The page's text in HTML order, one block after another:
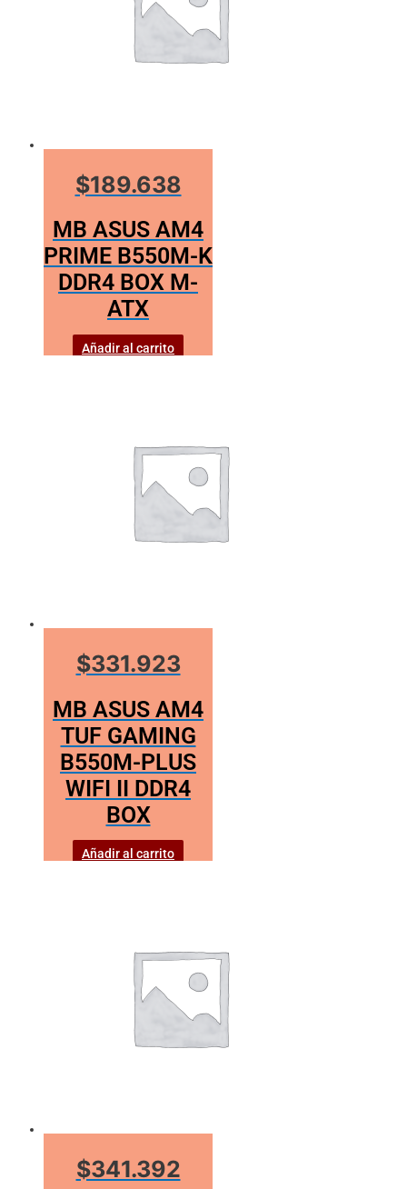
$189.638
MB ASUS AM4
PRIME B550M-K
DDR4 BOX M-
ATX
Añadir al carrito
$331.923
MB ASUS AM4
TUF GAMING
B550M-PLUS
WIFI II DDR4
BOX
Añadir al carrito
$341.392